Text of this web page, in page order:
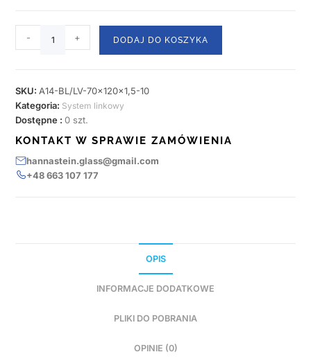
- + DODAJ DO KOSZYKA
SKU: A14-BL/LV-70x120x1,5-10
Kategoria: System linkowy
Dostępne :0 szt.
KONTAKT W SPRAWIE ZAMÓWIENIA
hannastein.glass@gmail.com
+48 663 107 177
OPIS
INFORMACJE DODATKOWE
PLIKI DO POBRANIA
OPINIE (0)